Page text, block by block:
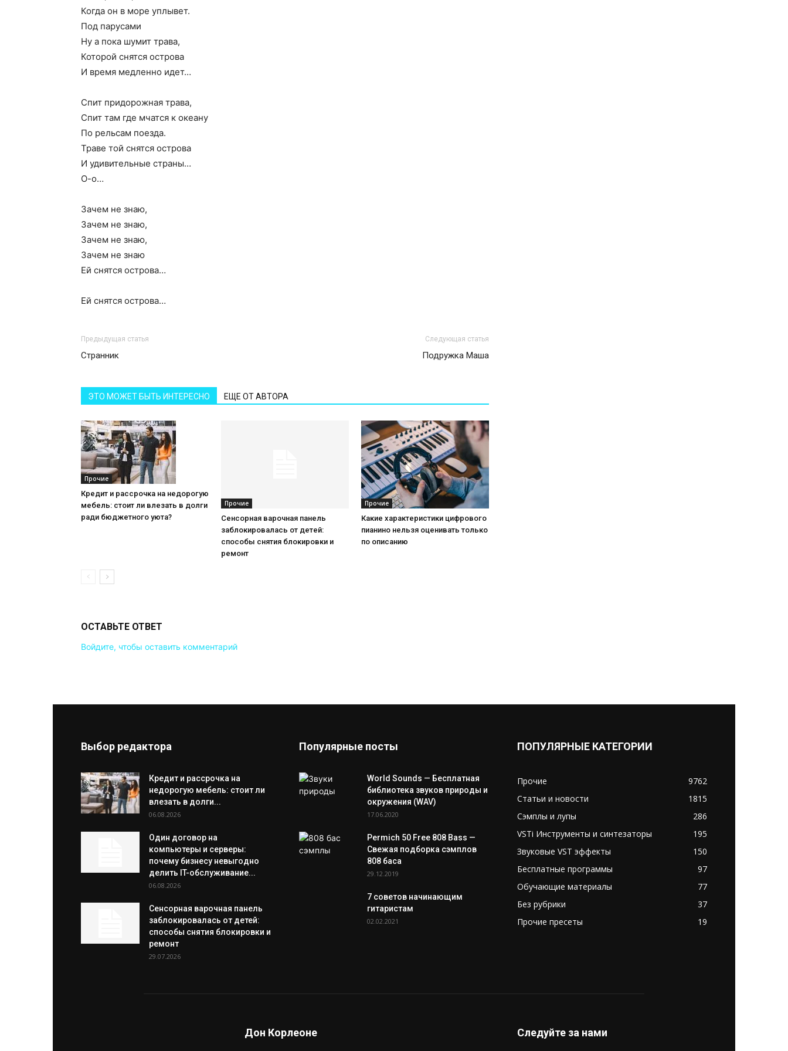
Когда он в море уплывет.
Под парусами
Ну а пока шумит трава,
Которой снятся острова
И время медленно идет…
Спит придорожная трава,
Спит там где мчатся к океану
По рельсам поезда.
Траве той снятся острова
И удивительные страны…
О-о…
Зачем не знаю,
Зачем не знаю,
Зачем не знаю,
Зачем не знаю
Ей снятся острова…
Ей снятся острова…
Предыдущая статья
Странник
Следующая статья
Подружка Маша
ЭТО МОЖЕТ БЫТЬ ИНТЕРЕСНО ЕЩЕ ОТ АВТОРА
Прочие
Кредит и рассрочка на недорогую
мебель: стоит ли влезать в долги
ради бюджетного уюта?
Прочие
Сенсорная варочная панель
заблокировалась от детей:
способы снятия блокировки и
ремонт
Прочие
Какие характеристики цифрового
пианино нельзя оценивать только
по описанию
ОСТАВЬТЕ ОТВЕТ
Войдите, чтобы оставить комментарий
Выбор редактора
Кредит и рассрочка на
недорогую мебель: стоит ли
влезать в долги...
06.08.2026
Один договор на
компьютеры и серверы:
почему бизнесу невыгодно
делить IT-обслуживание...
06.08.2026
Сенсорная варочная панель
заблокировалась от детей:
способы снятия блокировки и
ремонт
29.07.2026
Популярные посты
World Sounds — Бесплатная
библиотека звуков природы и
окружения (WAV)
17.06.2020
Permich 50 Free 808 Bass —
Свежая подборка сэмплов
808 баса
29.12.2019
7 советов начинающим
гитаристам
02.02.2021
ПОПУЛЯРНЫЕ КАТЕГОРИИ
Прочие
9762
Статьи и новости
1815
Сэмплы и лупы
286
VSTi Инструменты и синтезаторы
195
Звуковые VST эффекты
150
Бесплатные программы
97
Обучающие материалы
77
Без рубрики
37
Прочие пресеты
19
Дон Корлеоне Следуйте за нами